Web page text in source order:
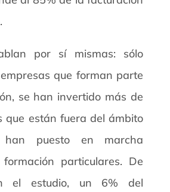
por sí mismas: sólo
que forman parte
se han invertido más de
que están fuera del ámbito
puesto en marcha
particulares. De
el estudio, un 6% del